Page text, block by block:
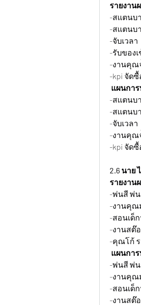
รายงาน
-สแตนบ
-สแตนบ
-จับเวลา
-รับของเ
-งานคุณ
-kpi จัดซื้
แผนการ
-สแตนบ
-สแตนบ
-จับเวลา
-งานคุณ
-kpi จัดซื้
2.6 นาย
รายงาน
-พ่นสี พ่
-งานคุณ
-สอนเด็
-งานสต๊
-คุณโก้
แผนการ
-พ่นสี พ่
-งานคุณ
-สอนเด็
-งานสต๊